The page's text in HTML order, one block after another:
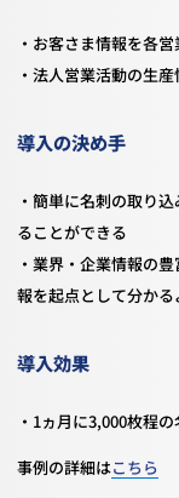
・お客さま情報を各
・法人営業活動の生
導入の決め手
・簡単に名刺の取り
ることができる
・業界・企業情報の
報を起点として分かる
導入効果
・1ヵ月に3,000枚程
事例の詳細はこちら